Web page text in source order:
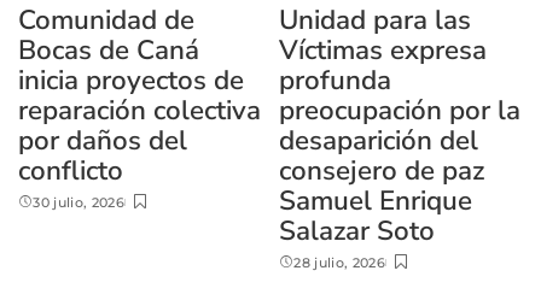
Comunidad de
Bocas de Caná
inicia proyectos de
reparación colectiva
por daños del
conflicto
30 julio, 2026
Unidad para las
Víctimas expresa
profunda
preocupación por la
desaparición del
consejero de paz
Samuel Enrique
Salazar Soto
28 julio, 2026